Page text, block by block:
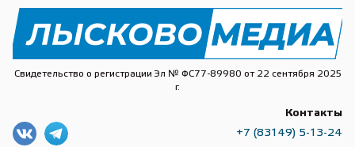
Свидетельство о регистрации Эл № ФС77-89980 от 22 сентября 2025
г.
Контакты
+7 (83149) 5-13-24